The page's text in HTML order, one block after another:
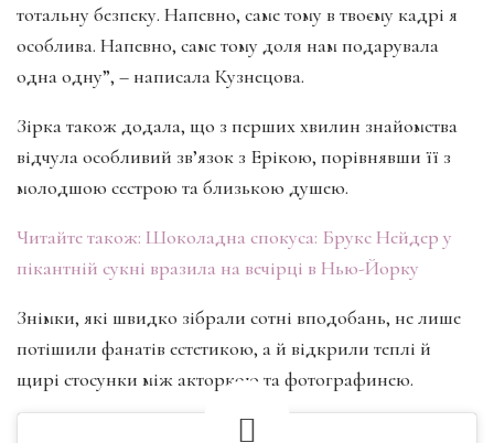
тотальну безпеку. Напевно, саме тому в твоєму кадрі я
особлива. Напевно, саме тому доля нам подарувала
одна одну”, – написала Кузнецова.
Зірка також додала, що з перших хвилин знайомства
відчула особливий зв’язок з Ерікою, порівнявши її з
молодшою сестрою та близькою душею.
Читайте також: Шоколадна спокуса: Брукс Нейдер у
пікантній сукні вразила на вечірці в Нью-Йорку
Знімки, які швидко зібрали сотні вподобань, не лише
потішили фанатів естетикою, а й відкрили теплі й
щирі стосунки між акторкою та фотографинею.